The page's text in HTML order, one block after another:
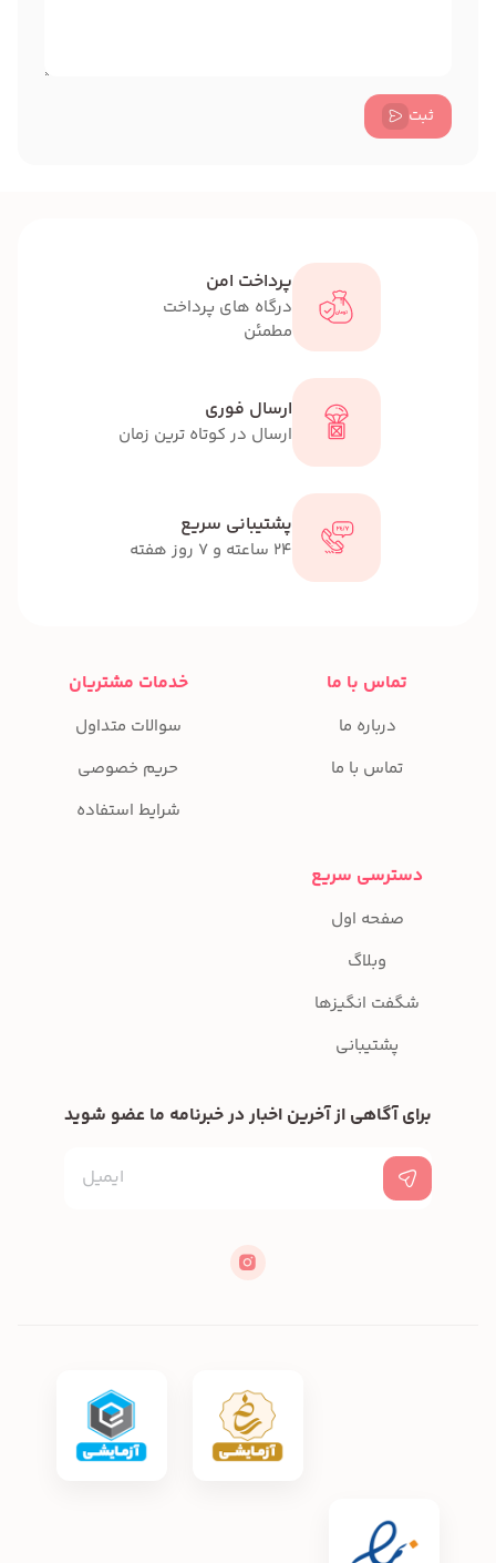
ثبت
پرداخت امن
درگاه های پرداخت
مطمئن
ارسال فوری
ارسال در کوتاه ترین زمان
پشتیبانی سریع
24 ساعته و 7 روز هفته
تماس با ما
درباره ما
تماس با ما
خدمات مشتریان
سوالات متداول
حریم خصوصی
شرایط استفاده
دسترسی سریع
صفحه اول
وبلاگ
شگفت انگیزها
پشتیبانی
برای آگاهی از آخرین اخبار در خبرنامه ما عضو شوید